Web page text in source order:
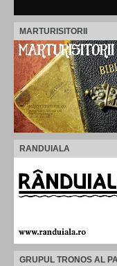
MARTURISITORII
RANDUIALA
GRUPUL TRONOS AL